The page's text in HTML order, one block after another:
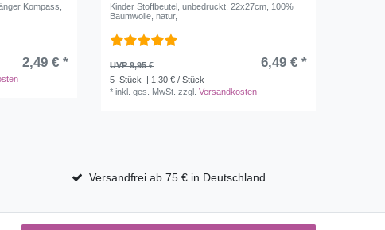
Kompass,
2,49 € *
Kinder Stoffbeutel, unbedruckt, 22x27cm, 100%
Baumwolle, natur,
UVP 9,95 € 6,49 € *
5 Stück
| 1,30 € / Stück
*inkl. ges. MwSt. zzgl.Versandkosten
Versandfrei ab 75 € in Deutschland